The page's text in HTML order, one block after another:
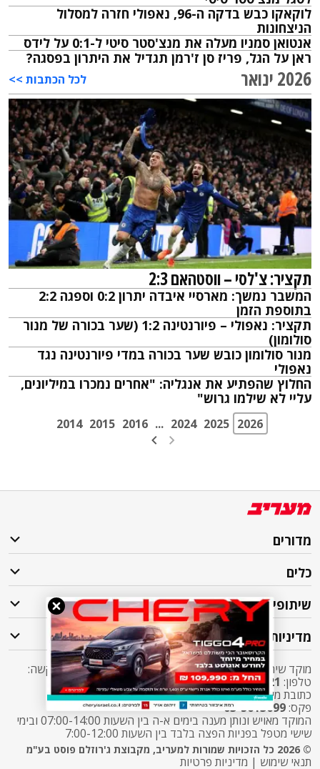
לוקאקו כבש בדקה ה-96, נאפולי חזרה למסלול
הניצחונות
אנטואן סמניו מעלה את מנצ'סטר סיטי ל-0:1 על לידס
ראן על הגל, פריז סן ז'רמן תגדיל את היתרון בפסגה?
2026 ינואר לכל הכתבות >>
תקציר: צ'לסי – ווסטהאם 2:3
המשבר נמשך: מארסיי איבדה יתרון 0:2 וספגה 2:2
בתוספת הזמן
תקציר: נאפולי – פיורנטינה 1:2 (שער בכורה של מנור
סולומון)
מנור סולומון כובש שער בכורה במדי פיורנטינה נגד
נאפולי
החלוץ שהפתיע את אנגליה: "אחרים נמכרו במיליונים,
עליי לא שילמו גרוש"
2026
2025
2024
...
2016
2015
2014
מדורים
כלים
שיתופי פעולה
מדיניות
מוקד שירות לקוחות מעריב אליו ניתן לפנות בכל שאלה או בקשה:
טלפון: 2421* שלוחה 5 מעריב או
03-7619056
כתובת מייל:sherut@maariv.co.il
פקס:03-5613699
המוקד מאויש ונותן מענה בימים א-ה בין השעות 07:00-14:00 ובימי
שישי מטפל בפניות הפצה בלבד בין השעות 7:00-12:00
© 2026 כל הזכויות שמורות למעריב, מקבוצת ג'רוזלם פוסט בע"מ
תנאי שימוש | מדיניות פרטיות